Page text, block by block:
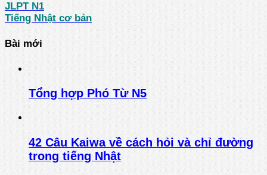
JLPT N1
Tiếng Nhật cơ bản
Bài mới
Tổng hợp Phó Từ N5
42 Câu Kaiwa về cách hỏi và chỉ đường
trong tiếng Nhật